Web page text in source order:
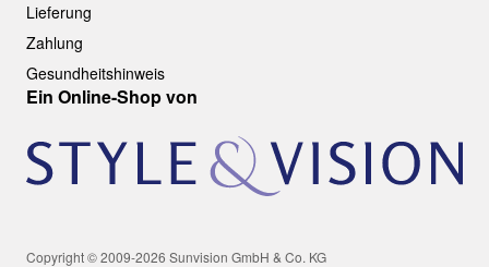
Lieferung
Zahlung
Gesundheitshinweis
Ein Online-Shop von
Copyright © 2009-2026 Sunvision GmbH & Co. KG